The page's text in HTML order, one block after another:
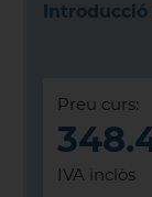
Introducció
Preu curs:
IVA inclòs